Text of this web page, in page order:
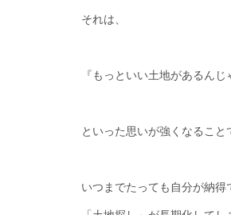
それは、
『もっといい土地があるんじ
といった思いが強くなること
いつまでたっても自分が納